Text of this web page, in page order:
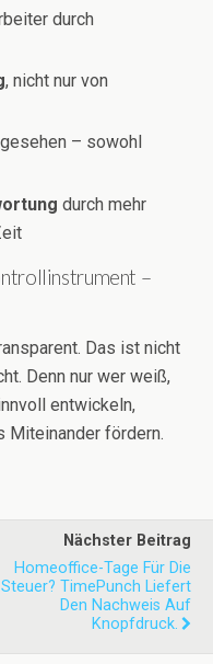
durch
, nicht nur von
– sowohl
durch mehr
–
Das ist nicht
Denn nur wer weiß,
entwickeln,
Miteinander fördern.
Nächster Beitrag
Homeoffice-Tage Für Die
Steuer? TimePunch Liefert
Den Nachweis Auf
Knopfdruck.